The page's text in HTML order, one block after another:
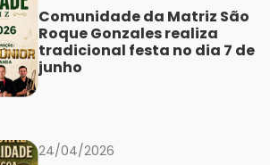
Comunidade da Matriz São
Roque Gonzales realiza
tradicional festa no dia 7 de
junho
24/04/2026